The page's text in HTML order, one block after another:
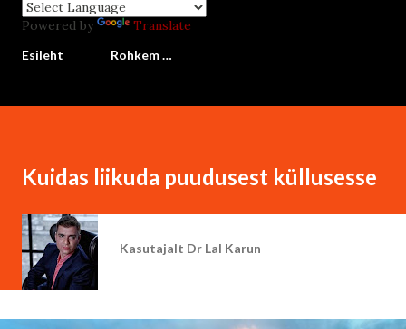
Powered by Translate
Esileht Rohkem …
Kuidas liikuda puudusest küllusesse
Kasutajalt Dr Lal Karun